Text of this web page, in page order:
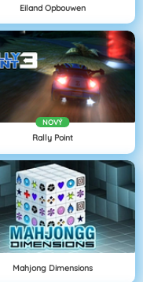
Eiland Opbouwen
NOVÝ
Rally Point
Mahjong Dimensions